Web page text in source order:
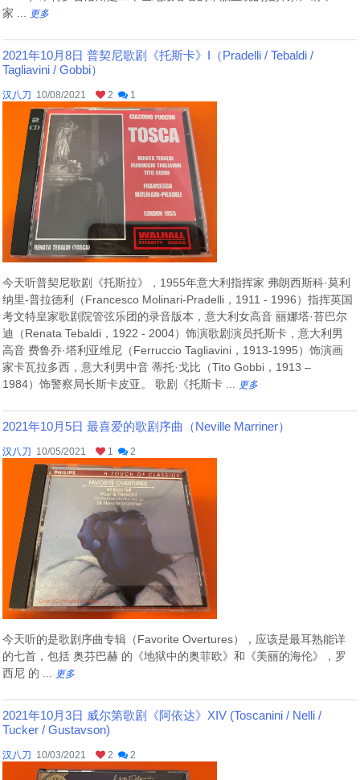
家 ...
更多
2021年10月8日 普契尼歌剧《托斯卡》I（Pradelli / Tebaldi /
Tagliavini / Gobbi）
汉八刀 10/08/2021 2 1
今天听普契尼歌剧《托斯拉》，1955年意大利指挥家 弗朗西斯科·莫利
纳里-普拉德利（Francesco Molinari-Pradelli，1911 - 1996）指挥英国
考文特皇家歌剧院管弦乐团的录音版本，意大利女高音 丽娜塔·苔巴尔
迪（Renata Tebaldi，1922 - 2004）饰演歌剧演员托斯卡，意大利男
高音 费鲁乔·塔利亚维尼（Ferruccio Tagliavini，1913-1995）饰演画
家卡瓦拉多西，意大利男中音 蒂托·戈比（Tito Gobbi，1913 –
1984）饰警察局长斯卡皮亚。 歌剧《托斯卡 ...
更多
2021年10月5日 最喜爱的歌剧序曲（Neville Marriner）
汉八刀 10/05/2021 1 2
今天听的是歌剧序曲专辑（Favorite Overtures），应该是最耳熟能详
的七首，包括 奥芬巴赫 的《地狱中的奥菲欧》和《美丽的海伦》，罗
西尼 的 ...
更多
2021年10月3日 威尔第歌剧《阿依达》XIV (Toscanini / Nelli /
Tucker / Gustavson)
汉八刀 10/03/2021 2 2